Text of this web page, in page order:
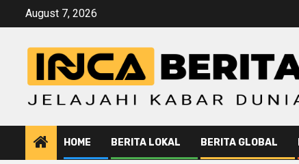
August 7, 2026
HOME BERITA LOKAL BERITA GLOBAL